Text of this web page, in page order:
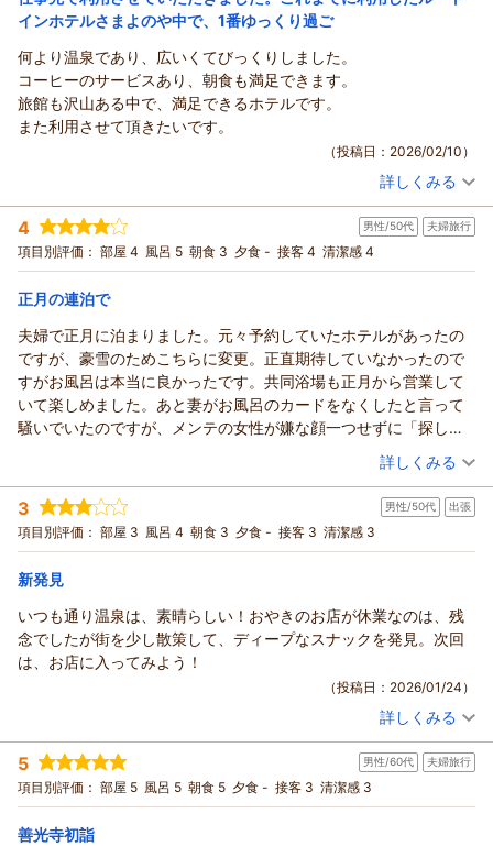
楽しみ頂ける温泉でございまして、この温泉を目当てにお越し
一人旅のなかで疲れたお客様の身体を癒せるお手伝いが出来た
ようでしたら、幸いと存じます。
朝食やお部屋の清潔感、接客につきましても好評賜りまして、
重ねて御礼を申し上げます。
また、昭和時代のノスタルジーな景観が色濃く残る、近隣のス
ナック街への散策もお楽しみ頂けまして何よりでございます。
今後ともより多くのお客様に心地良くお過ごし頂けますよう、
サービス品質の向上に努めて参ります。
お客様のまたのご来館を、スタッフ一同、心よりお待ち申し上
げております。
ホテルルートイン上山田温泉からの返信
山田温泉をご利用いただきまして、誠に有難うございます。
温泉につきまして高い評価を賜りまして、大変嬉しく存じま
す。
当館の温泉は多くのお客様よりご好評を頂いている、自慢の天
然温泉でございます。複数ある源泉が入り混じり、時間帯や外
気温によってお湯の色が変わる性質となっております。
入るたびにまた違った楽しみを感じて頂けるものと存じますの
で、ぜひまたご利用くださいませ。
また、観光の足掛かりとしても当ホテルをご愛顧いただけまし
たら幸甚でございます。
今後ともより多くのお客様にご満足いただけるサービスを提供
お客様のまたのお越しを、スタッフ一同、心よりお待ち申し上
げております。
（返信日：2026/02/17）
インホテルさまよのや中で、1番ゆっくり過ご
何より温泉であり、広いくてびっくりしました。
コーヒーのサービスあり、朝食も満足できます。
旅館も沢山ある中で、満足できるホテルです。
また利用させて頂きたいです。
（投稿日：2026/02/10）
投稿者： みーさん(女性/60代)
宿泊プラン： 【じゃらん限定】30日前までのご予約がお得★天然温泉・ご朝
食サービス・無料駐車場あり・WI-FI無料★
セミダブル
宿泊価格帯： 8,001～9,000円(大人一人あたり/税込)
この度はホテルルートイン上山田温泉をご利用いただきまし
て、誠に有難うございます。
当館自慢の天然温泉をはじめ、各サービスにご満悦いただいた
ご様子で、私共も嬉しい限りでございます。
お客様の出張疲れを癒すお手伝いができておりましたら幸甚で
今後ともより多くのお客様にご満足いただけるよう、大浴場以
外の部分も含めまして、より良いサービスの提供を目指して参
ります。
貴重なご意見を賜りまして、重ねて御礼を申し上げます。
またのお越しをスタッフ一同、心よりお待ち申しております。
詳しくみる
4 男性/50代 夫婦旅行
項目別評価： 部屋 4 風呂 5 朝食 3 夕食 - 接客 4 清潔感 4
正月の連泊で
夫婦で正月に泊まりました。元々予約していたホテルがあったの
ですが、豪雪のためこちらに変更。正直期待していなかったので
すがお風呂は本当に良かったです。共同浴場も正月から営業して
いて楽しめました。あと妻がお風呂のカードをなくしたと言って
騒いでいたのですが、メンテの女性が嫌な顔一つせずに「探して
おきます」と言ってくれて印象が良かったです。実際は部屋にあ
ったのですが。朝ごはんは値段相応。ルートインは正直あまりい
使わないのですが、ここくらいの値段だったら損した気分にはな
らないと思います。あと難しいのは理解していますが、もう１台
電子レンジがあってもいいと思います。
（投稿日：2026/02/08）
宿泊時期： 2025年12月宿泊 (夫婦旅行)
投稿者： araiguma5150さん
宿泊プラン： 【じゃらん限定】30日前までのご予約がお得★天然温泉・ご朝
食サービス・無料駐車場あり・WI-FI無料★
ツイン 朝のみ
宿泊価格帯：
ホテルルートイン上山田温泉からの返信
この度はホテルルートイン上山田温泉をご利用頂きまして、誠
にありがとうございます。
天候の影響によりお足元の悪いなか、当初のご予定を変更され
当館をお選びいただきましたこと、光栄に存じます。
当ホテル自慢の温泉にご満足頂けたようで、何よりでございま
した。
当ホテルは全国のルートインの中でも珍しい、複数源泉の天然
温泉を大浴場に引き込んでおります。それぞれの源泉の流入量
により、白濁とした乳白色と無色透明の変化を繰り返しており
詳しくみる
3 男性/50代 出張
項目別評価： 部屋 3 風呂 4 朝食 3 夕食 - 接客 3 清潔感 3
新発見
いつも通り温泉は、素晴らしい！おやきのお店が休業なのは、残
念でしたが街を少し散策して、ディープなスナックを発見。次回
は、お店に入ってみよう！
（投稿日：2026/01/24）
投稿者： プリさん(男性/50代)
宿泊プラン： 【じゃらん限定】30日前までのご予約がお得★天然温泉・ご朝
食サービス・無料駐車場あり・WI-FI無料★
セミダブル
宿泊価格帯： 8,001～9,000円(大人一人あたり/税込)
詳しくみる
5 男性/60代 夫婦旅行
項目別評価： 部屋 5 風呂 5 朝食 5 夕食 - 接客 3 清潔感 3
善光寺初詣